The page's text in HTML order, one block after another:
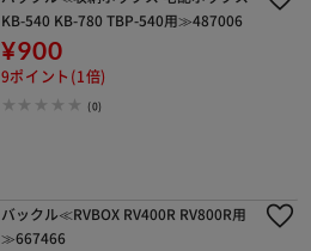
KB-540 KB-780 TBP-540用≫487006
¥900
9ポイント(1倍)
(0)
バックル≪RVBOX RV400R RV800R用
≫667466